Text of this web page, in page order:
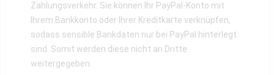
Zahlungsverkehr. Sie können Ihr PayPal-Konto mit
Ihrem Bankkonto oder Ihrer Kreditkarte verknüpfen,
sodass sensible Bankdaten nur bei PayPal hinterlegt
sind. Somit werden diese nicht an Dritte
weitergegeben.